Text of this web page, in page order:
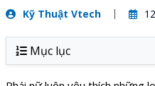
Kỹ Thuật Vtech
Mục lục